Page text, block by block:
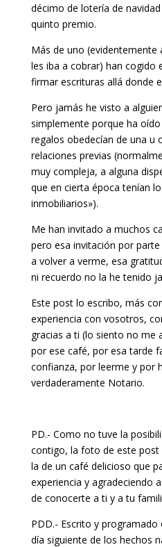
décimo de lotería de
quinto premio.
Más de uno (evidentemente
les iba a cobrar) han cogido
firmar escrituras allá donde
Pero jamás he visto a
simplemente porque ha
regalos obedecían de una u
relaciones previas
muy compleja, a alguna
que en cierta época tenían
inmobiliarios»).
Me han invitado a muchos
pero esa invitación por
a volver a verme, esa
ni recuerdo no la he tenido
Este post lo escribo, más
experiencia con vosotros,
gracias a ti (lo siento no me
por ese café, por esa tarde
confianza, por leerme y por
verdaderamente Notario.
PD.- Como no tuve la
contigo, la foto de este post
la de un café delicioso que
experiencia y agradeciendo
de conocerte a ti y a tu
PDD.- Escrito y
día siguiente de los hechos